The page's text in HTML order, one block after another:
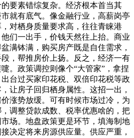
要素错综复杂。经济根本首当其
就有底气。像金融行业，高薪岗亭
对栖身质量要求高，往往青睐港
们一出手，价钱天然往上抬。商业
满钵满，购买房产既是自住需求，
，帮推房价上扬。反之，经济一有
。政策调控则像个“大管家”，拿捏
台过买家印花税、双倍印花税等政
让房子回归栖身属性。这招一出，
涨势放缓。可有时候市场过冷，为
调整贷款成数、税率优惠啥的，把
场。地盘政策更是环节，填海制地
决定将来房源供应量。供应严重，